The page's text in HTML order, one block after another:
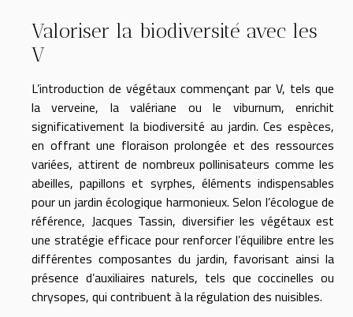
Valoriser la biodiversité avec les
V
L’introduction de végétaux commençant par V, tels que
la verveine, la valériane ou le viburnum, enrichit
significativement la biodiversité au jardin. Ces espèces,
en offrant une floraison prolongée et des ressources
variées, attirent de nombreux pollinisateurs comme les
abeilles, papillons et syrphes, éléments indispensables
pour un jardin écologique harmonieux. Selon l’écologue de
référence, Jacques Tassin, diversifier les végétaux est
une stratégie efficace pour renforcer l’équilibre entre les
différentes composantes du jardin, favorisant ainsi la
présence d’auxiliaires naturels, tels que coccinelles ou
chrysopes, qui contribuent à la régulation des nuisibles.